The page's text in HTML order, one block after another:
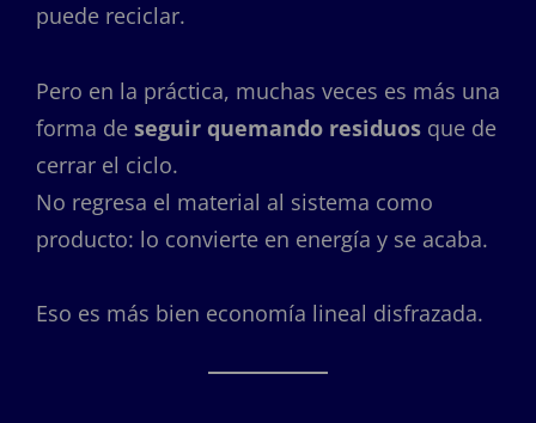
puede reciclar.
Pero en la práctica, muchas veces es más una
forma de seguir quemando residuos que de
cerrar el ciclo.
No regresa el material al sistema como
producto: lo convierte en energía y se acaba.
Eso es más bien economía lineal disfrazada.